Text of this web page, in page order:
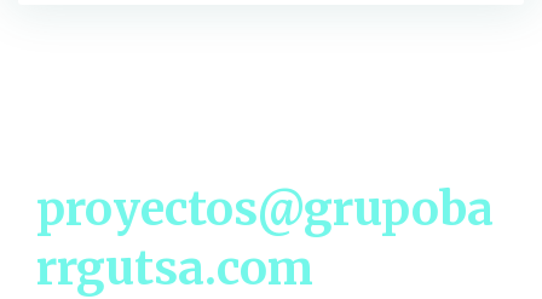
proyectos@grupoba
rrgutsa.com